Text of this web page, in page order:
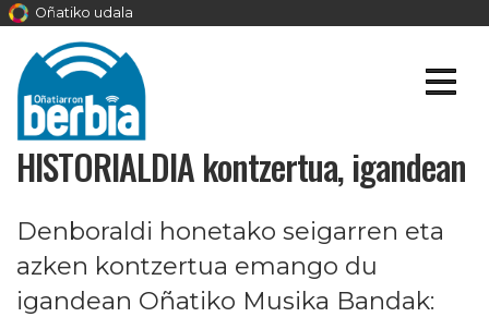
Oñatiko udala
HISTORIALDIA kontzertua, igandean
Denboraldi honetako seigarren eta
azken kontzertua emango du
igandean Oñatiko Musika Bandak: